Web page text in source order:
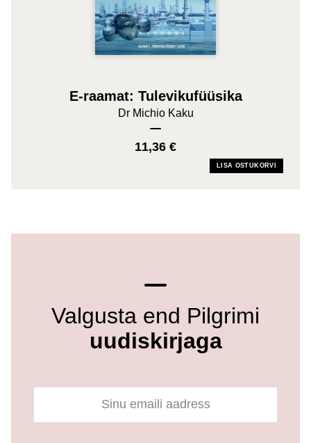
E-raamat: Tulevikufüüsika
Dr Michio Kaku
11,36 €
LISA OSTUKORVI
Valgusta end Pilgrimi
uudiskirjaga